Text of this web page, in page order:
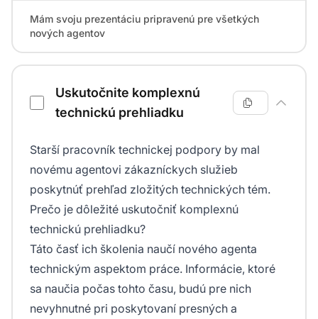
Mám svoju prezentáciu pripravenú pre všetkých
nových agentov
Uskutočnite komplexnú
technickú prehliadku
Starší pracovník technickej podpory by mal
novému agentovi zákazníckych služieb
poskytnúť prehľad zložitých technických tém.
Prečo je dôležité uskutočniť komplexnú
technickú prehliadku?
Táto časť ich školenia naučí nového agenta
technickým aspektom práce. Informácie, ktoré
sa naučia počas tohto času, budú pre nich
nevyhnutné pri poskytovaní presných a